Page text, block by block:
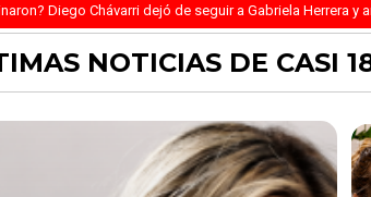
Diego Chávarri dejó de seguir a Gabriela Herrera
NOTICIAS DE CASI